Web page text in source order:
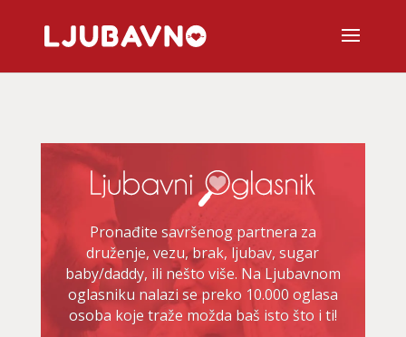
Pronađite savršenog partnera za
druženje, vezu, brak, ljubav, sugar
baby/daddy, ili nešto više. Na Ljubavnom
oglasniku nalazi se preko 10.000 oglasa
osoba koje traže možda baš isto što i ti!